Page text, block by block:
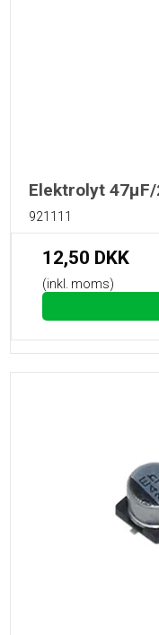
Elektrolyt
921111
12,50 DKK
(inkl. moms)